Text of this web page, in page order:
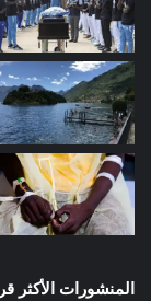
المنشورات الأكثر